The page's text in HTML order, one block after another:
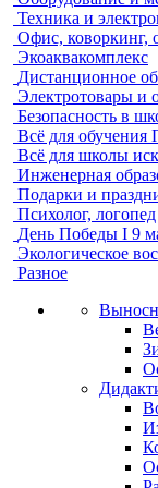
Техника и
Офис, коворкинг,
Экоаквакомплекс
Дистанционное
Электротовары и
Безопасность в
Всё для
Всё для школы
Инженерная
Подарки и
Психолог, логопед
День Победы I 9
Экологическое
Разное